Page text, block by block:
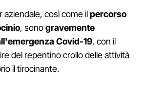
aziendale, così come ilpercorso
, sonogravemente
Covid-19, con il
del repentino crollo delle attività
il tirocinante.